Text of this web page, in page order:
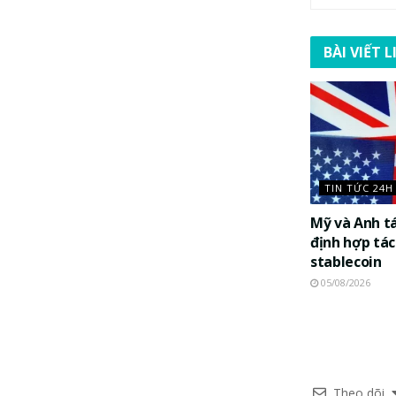
BÀI VIẾT
TIN TỨC 24H
Mỹ và Anh
định hợp
stablecoin
05/08/2026
Theo dõi